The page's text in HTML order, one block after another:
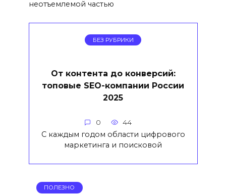
неотъемлемой частью
БЕЗ РУБРИКИ
От контента до конверсий:
топовые SEO-компании России
2025
0 44
С каждым годом области цифрового
маркетинга и поисковой
ПОЛЕЗНО